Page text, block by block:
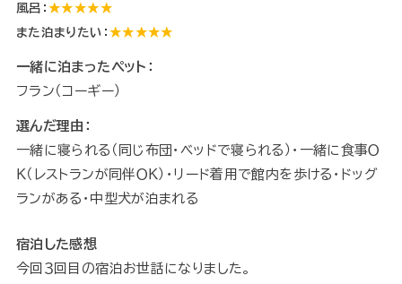
風呂：★★★★★
また泊まりたい： ★★★★★
一緒に泊まったペット：
フラン（コーギー）
選んだ理由：
一緒に寝られる（同じ布団・ベッドで寝られる）・一緒に食事Ｏ
Ｋ（レストランが同伴ＯＫ）・リード着用で館内を歩ける・ドッグ
ランがある・中型犬が泊まれる
宿泊した感想
今回３回目の宿泊お世話になりました。